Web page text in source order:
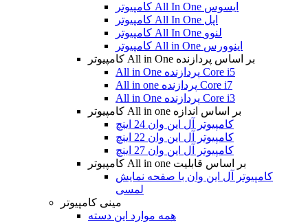
کامپیوتر All In One ایسوس
کامپیوتر All In One اپل
کامپیوتر All In One لنوو
کامپیوتر All in One اینوورس
کامپیوتر All in One بر اساس پردازنده
All in One پردازنده Core i5
All in one پردازنده Core i7
All in One پردازنده Core i3
کامپیوتر All in one بر اساس اندازه
کامپیوتر آل این وان 24 اینچ
کامپیوتر آل این وان 22 اینچ
کامپیوتر آل این وان 27 اینچ
کامپیوتر All in one بر اساس قابلیت
کامپیوتر آل این وان با صفحه نمایش
لمسی
مینی کامپیوتر
همه موارد این دسته